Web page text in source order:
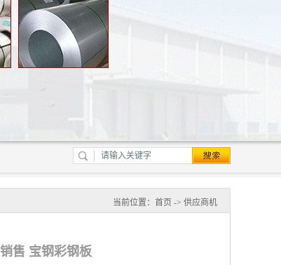
当前位置： 首页 -> 供应商机
售 宝钢彩钢板